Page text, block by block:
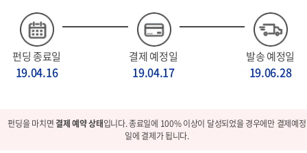
펀딩 종료일
19.04.16
결제 예정일
19.04.17
발송 예정일
19.06.28
펀딩을 마치면결제 예약 상태입니다. 종료일에 100% 이상이 달성되었을 경우에만 결제예정
일에 결제가 됩니다.